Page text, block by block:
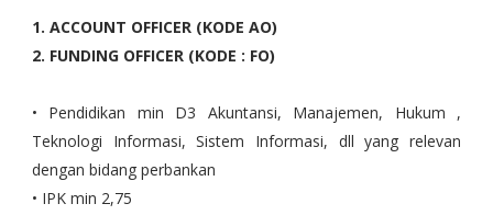
1. ACCOUNT OFFICER (KODE AO)
2. FUNDING OFFICER (KODE : FO)
• Pendidikan min D3 Akuntansi, Manajemen, Hukum ,
Teknologi Informasi, Sistem Informasi, dll yang relevan
dengan bidang perbankan
• IPK min 2,75